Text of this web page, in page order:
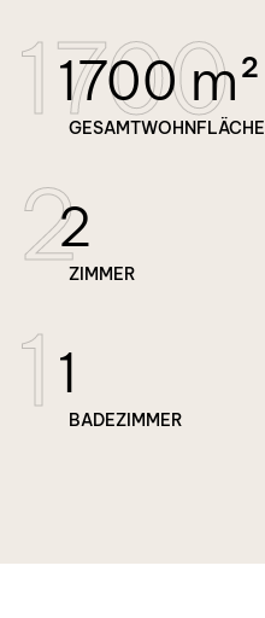
1700
1700 m²
GESAMTWOHNFLÄCHE
2
2
ZIMMER
1 1
BADEZIMMER